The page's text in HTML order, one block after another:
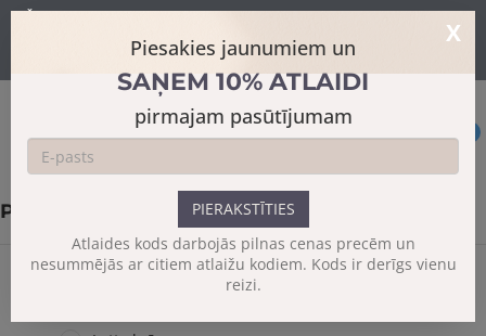
X
Piesakies jaunumiem un
SAŅEM 10% ATLAIDI
pirmajam pasūtījumam
PIERAKSTĪTIES
Atlaides kods darbojās pilnas cenas precēm un
nesummējās ar citiem atlaižu kodiem. Kods ir derīgs vienu
reizi.
PLAKĀTI
papildus funkciju piedāvājumam.